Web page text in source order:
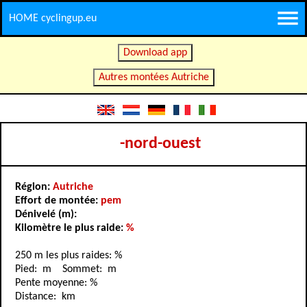
HOME cyclingup.eu
Download app
Autres montées Autriche
-nord-ouest
Région: Autriche
Effort de montée: pem
Dénivelé (m):
Kilomètre le plus raide: %
250 m les plus raides: %
Pied: m Sommet: m
Pente moyenne: %
Distance: km